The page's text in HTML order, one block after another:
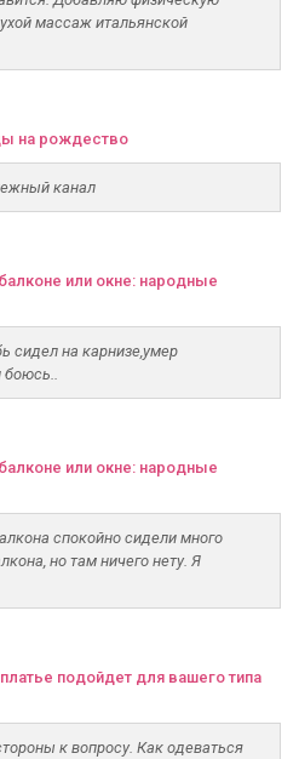
массаж итальянской
на рождество
канал
или окне: народные
сидел на карнизе,умер
боюсь..
или окне: народные
спокойно сидели много
но там ничего нету. Я
подойдет для вашего типа
к вопросу. Как одеваться